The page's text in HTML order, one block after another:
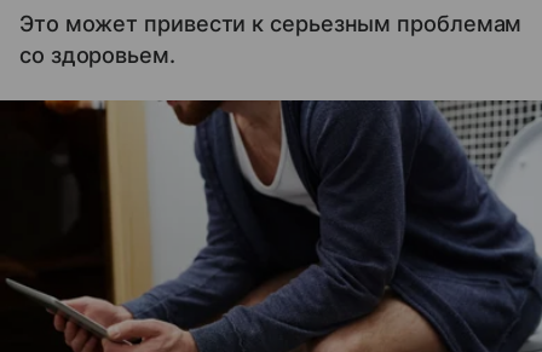
Это может привести к серьезным проблемам
со здоровьем.